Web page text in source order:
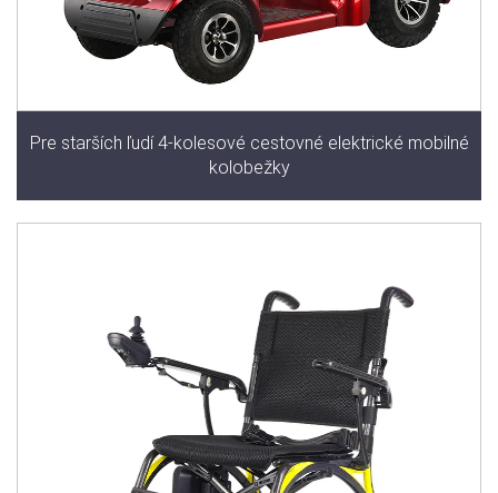
Pre starších ľudí 4-kolesové cestovné elektrické mobilné
kolobežky